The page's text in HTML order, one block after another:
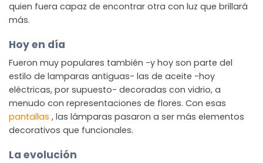
quien fuera capaz de encontrar otra con luz que brillará
más.
Hoy en día
Fueron muy populares también -y hoy son parte del
estilo de lamparas antiguas- las de aceite -hoy
eléctricas, por supuesto- decoradas con vidrio, a
menudo con representaciones de flores. Con esas
pantallas , las lámparas pasaron a ser más elementos
decorativos que funcionales.
La evolución